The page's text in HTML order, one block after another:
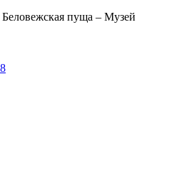
пуща – Музей